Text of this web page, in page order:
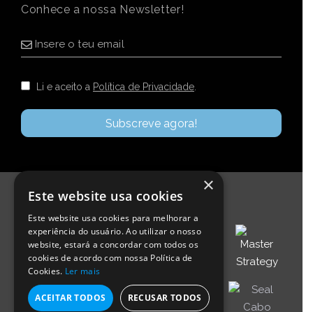
Conhece a nossa Newsletter!
Li e aceito a Política de Privacidade
×
Este website usa cookies
Este website usa cookies para melhorar a
experiência do usuário. Ao utilizar o nosso
website, estará a concordar com todos os
cookies de acordo com nossa Política de
Cookies. Ler mais
ACEITAR TODOS RECUSAR TODOS